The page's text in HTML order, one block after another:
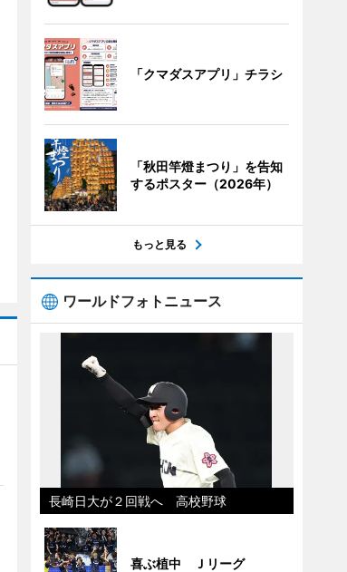
「クマダスアプリ」チラシ
「秋田竿燈まつり」を告知
するポスター（2026年）
もっと見る
ワールドフォトニュース
長崎日大が２回戦へ 高校野球
喜ぶ植中 Ｊリーグ